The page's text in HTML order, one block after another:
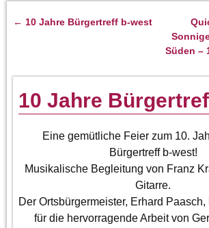
← 10 Jahre Bürgertreff b-west
Süden –
10 Jahre
Eine gemütliche Feier zum 10.
Bürgertreff b-west!
Musikalische Begleitung von Franz
Gitarre.
Der Ortsbürgermeister, Erhard
für die hervorragende Arbeit von